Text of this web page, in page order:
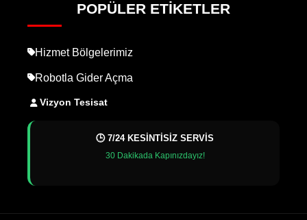
POPÜLER ETIKETLER
Hizmet Bölgelerimiz
Robotla Gider Açma
Vizyon Tesisat
🕒 7/24 KESİNTİSİZ SERVİS
30 Dakikada Kapınızdayız!